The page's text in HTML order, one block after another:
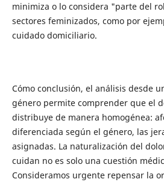
minimiza o lo considera "parte del
sectores feminizados, como por
cuidado domiciliario.
Cómo conclusión, el análisis desde
género permite comprender que el
distribuye de manera homogénea:
diferenciada según el género, las
asignadas. La naturalización del
cuidan no es solo una cuestión
Consideramos urgente repensar la